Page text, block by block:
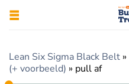
Lean Six Sigma Black Belt »
(+ voorbeeld) » pull af